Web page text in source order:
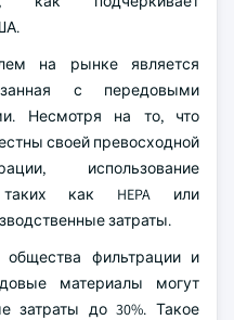
на рынке является
с передовыми
Несмотря на то, что
своей превосходной
использование
таких как HEPA или
затраты.
фильтрации и
материалы могут
затраты до 30%. Такое